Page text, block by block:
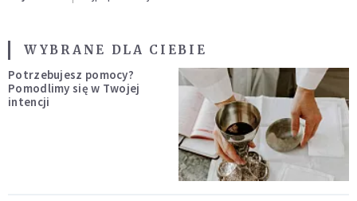
WYBRANE DLA CIEBIE
Potrzebujesz pomocy?
Pomodlimy się w Twojej
intencji